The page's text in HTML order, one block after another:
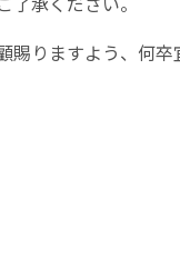
りますよう、何卒